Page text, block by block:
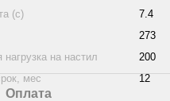
(с)
7.4
273
на настил
200
мес
12
Оплата